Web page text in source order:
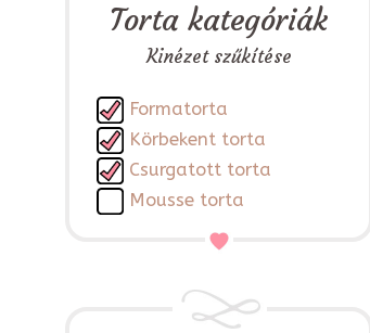
Torta kategóriák
Kinézet szűkítése
Formatorta
Körbekent torta
Csurgatott torta
Mousse torta